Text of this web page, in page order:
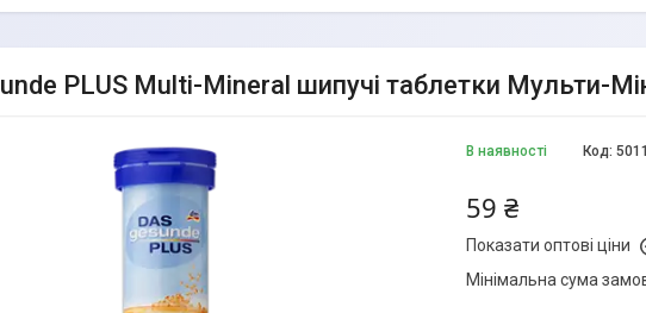
PLUS Multi-Mineral шипучі таблетки Мульти-
В наявності Код:
59 ₴
Показати оптові ціни
Мінімальна сума